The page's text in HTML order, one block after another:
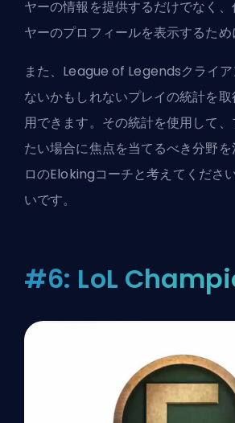
ヤーの情報を提供するだけでなく、
ヤーのプロフィールを表示するた
また、League of Legendsクライア
ないかもしれないプレイの統計を
用できます。その統計を使用して
たい場合に焦点を当てるべき分野を
ロのElokingコーチと考えてくださ
いです。
#6: LoL